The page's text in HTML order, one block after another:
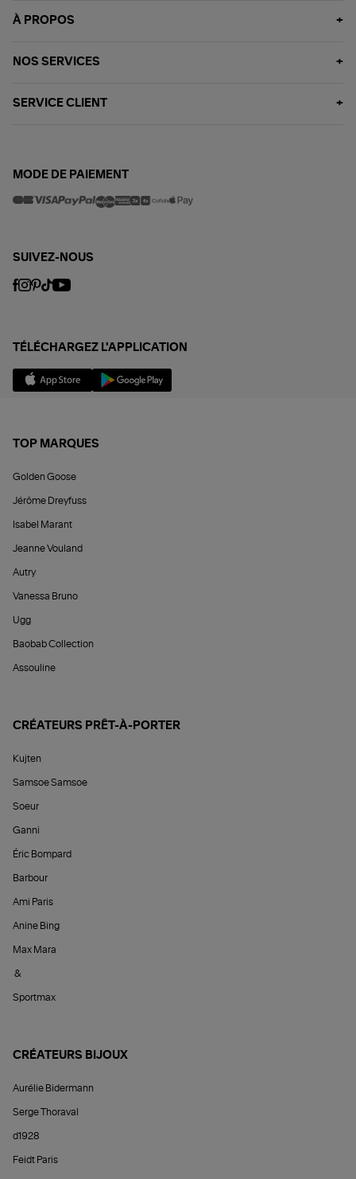
À PROPOS
NOS SERVICES
SERVICE CLIENT
MODE DE PAIEMENT
SUIVEZ-NOUS
TÉLÉCHARGEZ L'APPLICATION
TOP MARQUES
Golden Goose
Jérôme Dreyfuss
Isabel Marant
Jeanne Vouland
Autry
Vanessa Bruno
Ugg
Baobab Collection
Assouline
CRÉATEURS PRÊT-À-PORTER
Kujten
Samsoe Samsoe
Soeur
Ganni
Éric Bompard
Barbour
Ami Paris
Anine Bing
Max Mara
&
Sportmax
CRÉATEURS BIJOUX
Aurélie Bidermann
Serge Thoraval
d1928
Feidt Paris